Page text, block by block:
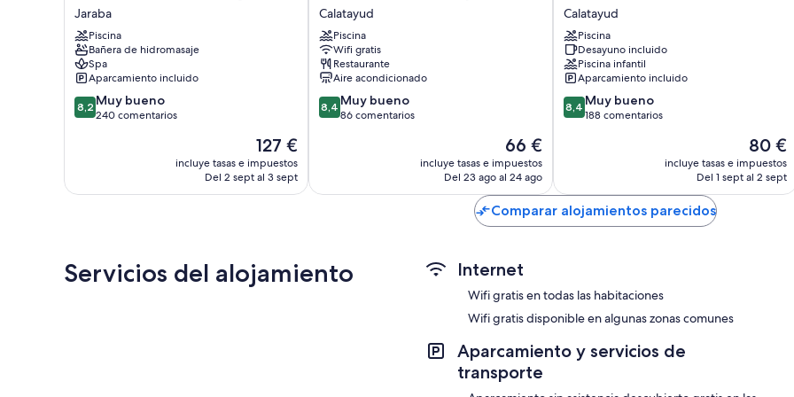
Baños con duchas y bidés
Televisiones con canales digitales
Balcones, calefacción y servicio de limpieza diario
Balneario
de
la
Virgen
Jaraba
Jaraba
Piscina
Bañera de hidromasaje
Spa
Aparcamiento incluido
8.2
sobre
8,2 Muy bueno
240 comentarios
El
precio
actual
127 €
incluye tasas e impuestos
Del 2 sept al 3 sept
Castillo
de
Ayud
Calatayud
Calatayud
Piscina
Wifi gratis
Restaurante
Aire acondicionado
8.4
sobre
8,4 Muy bueno
86 comentarios
El
precio
actual
de
66 €
66 €
incluye tasas e impuestos
Del 23 ago al 24 ago
Marivella
Calatayud
Calatayud
Piscina
Desayuno incluido
Piscina infantil
Aparcamiento incluido
8.4
sobre
8,4 Muy bueno
188 comentarios
El
precio
actual
80 €
incluye tasas e impuestos
Del 1 sept al 2 sept
Comparar alojamientos parecidos
Servicios del alojamiento Internet
Wifi gratis en todas las habitaciones
Wifi gratis disponible en algunas zonas comunes
Aparcamiento y servicios de
transporte